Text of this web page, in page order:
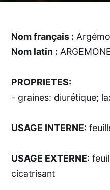
Nom français :
Nom latin :
PROPRIETES:
- graines: diurétique;
USAGE INTERNE:
USAGE EXTERNE:
cicatrisant